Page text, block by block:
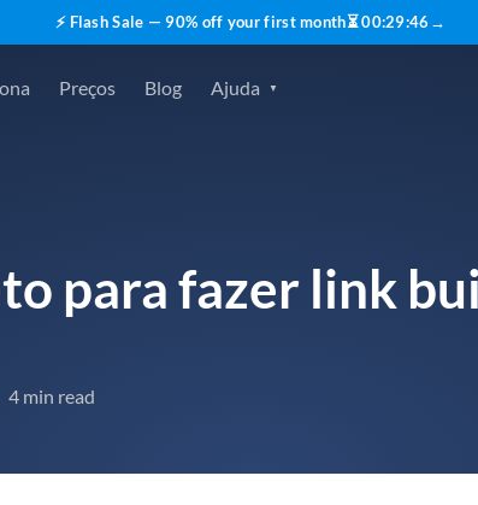
⚡ Flash Sale — 90% off your first month⏳00:29:45 →
Preços Blog Ajuda
para fazer link
4 min read